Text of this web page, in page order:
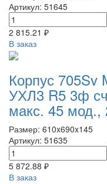
Артикул: 51645
2 815.21 ₽
В заказ
Корпус 705Sv
УХЛ3 R5 3ф
макс. 45 мод.,
Размер: 610x690x145
Артикул: 51635
5 872.88 ₽
В заказ